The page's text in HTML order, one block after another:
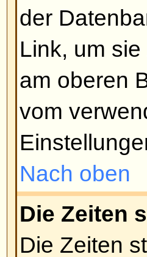
haben.
Avatar
und an den
Administrator,
Benutzer
zugänglich
können, ist das
Sie sollten ihn
bestimmt einen